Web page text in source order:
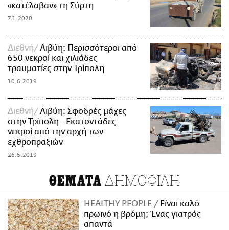
«κατέλαβαν» τη Σύρτη
7.1.2020
Διεθνή
Λιβύη: Περισσότεροι από
650 νεκροί και χιλιάδες
τραυματίες στην Τρίπολη
10.6.2019
Διεθνή
Λιβύη: Σφοδρές μάχες
στην Τρίπολη - Εκατοντάδες
νεκροί από την αρχή των
εχθροπραξιών
26.5.2019
ΘΕΜΑΤΑ ΔΗΜΟΦΙΛΗ
HEALTHY PEOPLE
Είναι καλό
πρωινό η βρόμη; Ένας γιατρός
απαντά